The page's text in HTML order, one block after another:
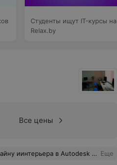
Студенты ищут IT-курсы на
Relax.by
Все цены
для Папы), знаю и понимаю тему дизайна. Спасибо за обучение на этих качественных курсах! Преподаватель всегда подсказывал и помогал, когда я в этом нуждался. Еще